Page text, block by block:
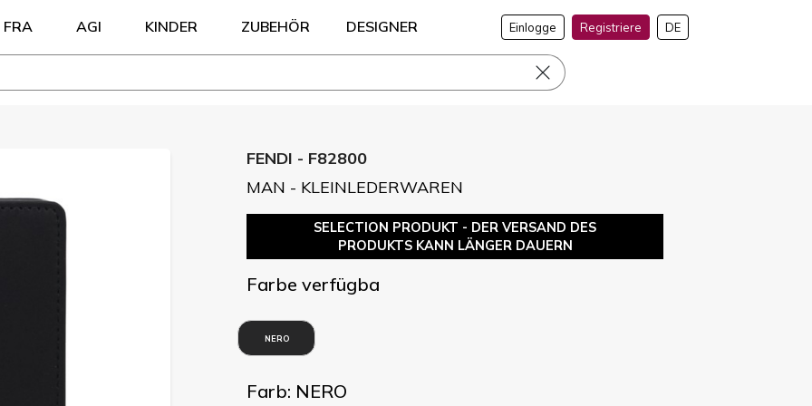
FRA AGI KINDER ZUBEHÖR DESIGNER Einlogge Registriere DE
FENDI - F82800
MAN - KLEINLEDERWAREN
SELECTION PRODUKT - DER VERSAND DES
PRODUKTS KANN LÄNGER DAUERN
Farbe verfügba
NERO
Farb: NERO